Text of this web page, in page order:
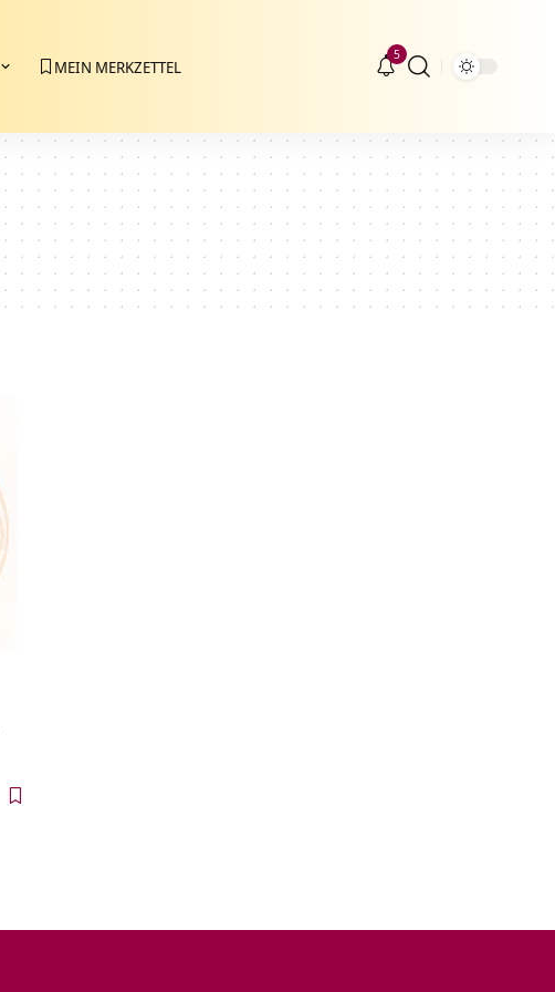
MEIN MERKZETTEL
5